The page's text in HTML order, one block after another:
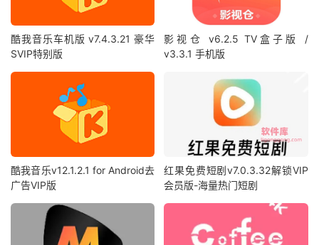
酷我音乐车机版 v7.4.3.21 豪华
SVIP特别版
影视仓 v6.2.5 TV盒子版 /
v3.3.1 手机版
酷我音乐v12.1.2.1 for Android去
广告VIP版
红果免费短剧v7.0.3.32解锁VIP
会员版-海量热门短剧